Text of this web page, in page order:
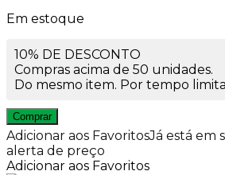
Em estoque
10% DE DESCONTO
Compras acima de 50 unidades.
Do mesmo item. Por tempo
Comprar
Adicionar aos FavoritosJá está em
alerta de preço
Adicionar aos Favoritos